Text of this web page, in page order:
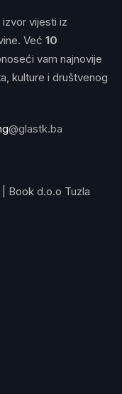
izvor vijesti iz
Već 10
vam najnovije
kulture i društvenog
@glastk.ba
Book d.o.o Tuzla